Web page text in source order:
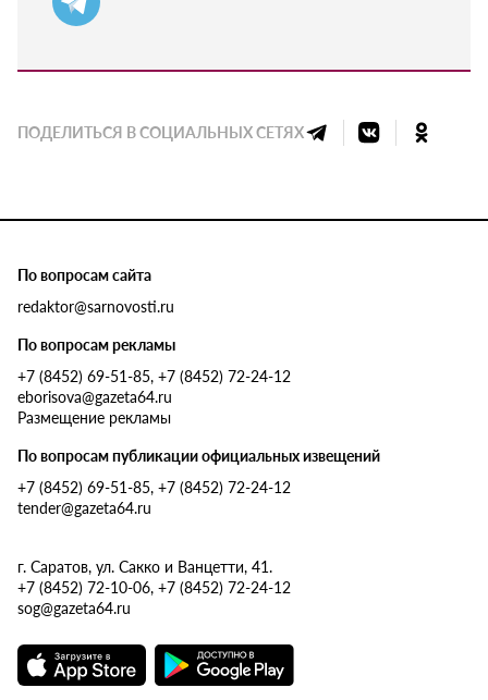
ПОДЕЛИТЬСЯ В СОЦИАЛЬНЫХ СЕТЯХ
По вопросам сайта
redaktor@sarnovosti.ru
По вопросам рекламы
+7 (8452) 69-51-85, +7 (8452) 72-24-12
eborisova@gazeta64.ru
Размещение рекламы
По вопросам публикации официальных извещений
+7 (8452) 69-51-85, +7 (8452) 72-24-12
tender@gazeta64.ru
г. Саратов, ул. Сакко и Ванцетти, 41.
+7 (8452) 72-10-06, +7 (8452) 72-24-12
sog@gazeta64.ru